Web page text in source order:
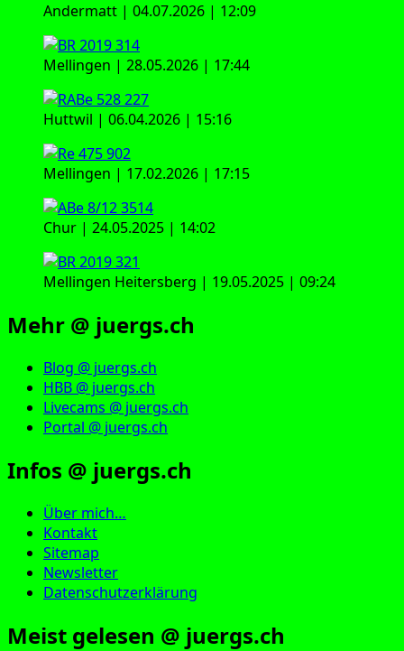
Andermatt | 04.07.2026 | 12:09
Mellingen | 28.05.2026 | 17:44
Huttwil | 06.04.2026 | 15:16
Mellingen | 17.02.2026 | 17:15
Chur | 24.05.2025 | 14:02
Mellingen Heitersberg | 19.05.2025 | 09:24
Mehr @ juergs.ch
Blog @ juergs.ch
HBB @ juergs.ch
Livecams @ juergs.ch
Portal @ juergs.ch
Infos @ juergs.ch
Über mich…
Kontakt
Sitemap
Newsletter
Datenschutzerklärung
Meist gelesen @ juergs.ch